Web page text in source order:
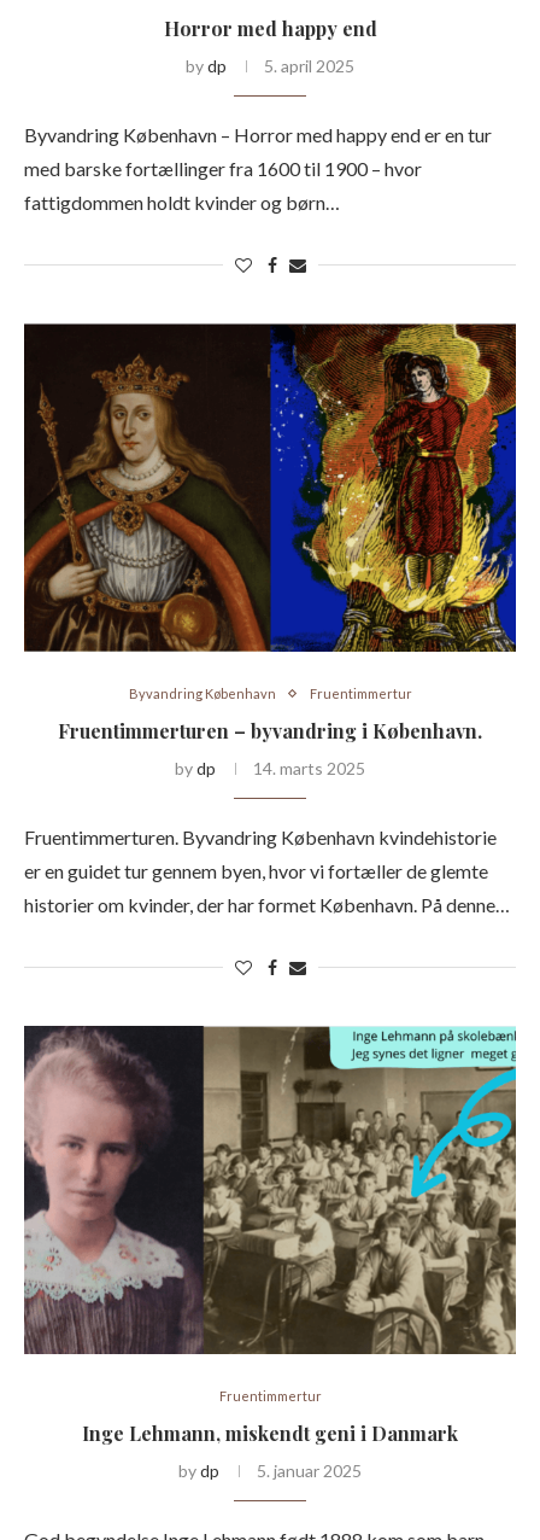
Horror med happy end
bydp 5. april 2025
Byvandring København – Horror med happy end er en tur
med barske fortællinger fra 1600 til 1900 – hvor
fattigdommen holdt kvinder og børn…
Byvandring København Fruentimmertur
Fruentimmerturen – byvandring i København.
bydp 14. marts 2025
Fruentimmerturen. Byvandring København kvindehistorie
er en guidet tur gennem byen, hvor vi fortæller de glemte
historier om kvinder, der har formet København. På denne…
Fruentimmertur
Inge Lehmann, miskendt geni i Danmark
bydp 5. januar 2025